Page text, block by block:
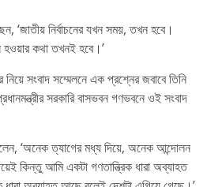
‘জাতীয় নির্বাচনের যখন সময়, তখন হবে।
হওয়ার কথা তখনই হবে।’
সংবাদ সম্মেলনে এক প্রশ্নের জবাবে তিনি
সরকারি বাসভবন গণভবনে ওই সংবাদ
‘অনেক ত্যাগের মধ্য দিয়ে, অনেক আন্দোলন
কিন্তু আমি একটা গণতান্ত্রিক ধারা অব্যাহত